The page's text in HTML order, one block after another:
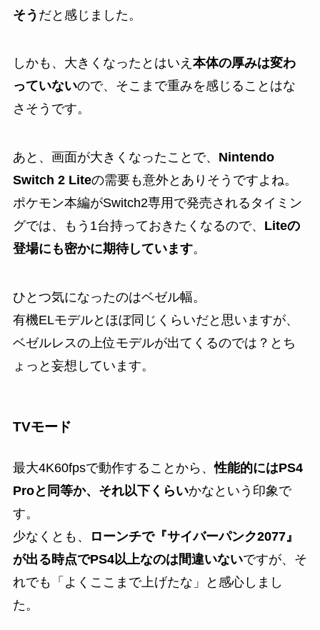
そう だと感じました。
しかも、大きくなったとはいえ 本体の厚みは変わ
っていないので、そこまで重みを感じることはな
さそうです。
あと、画面が大きくなったことで、 Nintendo
Switch 2 Liteの需要も意外とありそうですよね。
ポケモン本編がSwitch2専用で発売されるタイミン
グでは、もう1台持っておきたくなるので、 Liteの
登場にも密かに期待しています。
ひとつ気になったのはベゼル幅。
有機ELモデルとほぼ同じくらいだと思いますが、
ベゼルレスの上位モデルが出てくるのでは？とち
ょっと妄想しています。
TVモード
最大4K60fpsで動作することから、性能的にはPS4
Proと同等か、それ以下くらいかなという印象で
す。
少なくとも、
ローンチで『サイバーパンク2077』
が出る時点でPS4以上なのは間違いないですが、そ
れでも「よくここまで上げたな」と感心しまし
た。